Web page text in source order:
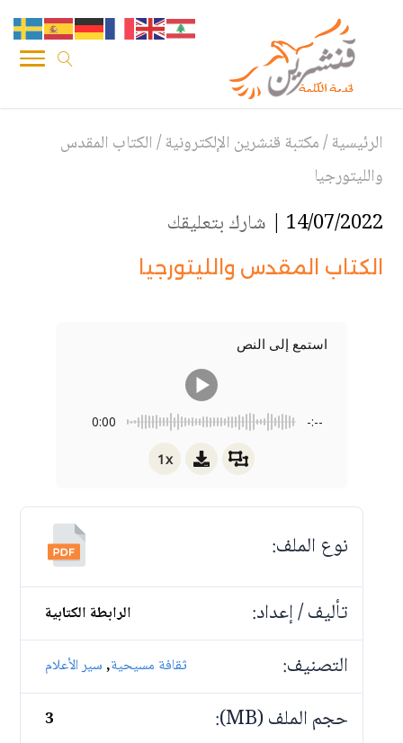
الرئيسية/مكتبة قنشرين الإلكترونية/الكتاب المقدس
والليتورجيا
14/07/2022 | شارك بتعليقك
الكتاب المقدس والليتورجيا
استمع إلى النص
0:00 -:--
1x
نوع الملف:
تأليف / إعداد:
الرابطة الكتابية
التصنيف: ثقافة مسيحية,سير الأعلام
حجم الملف (MB): 3